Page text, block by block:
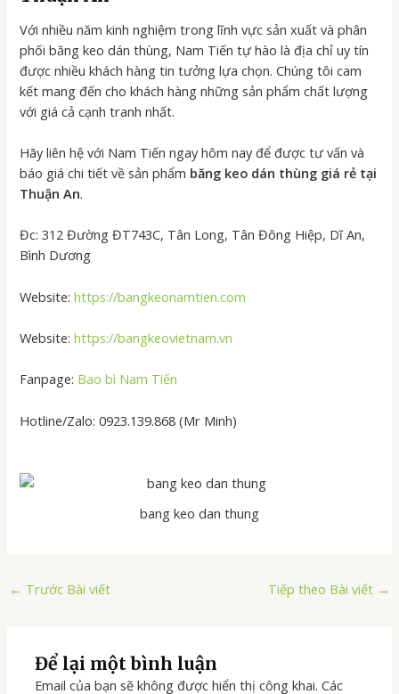
Với nhiều năm kinh nghiệm trong lĩnh vực sản xuất và phân
phối băng keo dán thùng, Nam Tiến tự hào là địa chỉ uy tín
được nhiều khách hàng tin tưởng lựa chọn. Chúng tôi cam
kết mang đến cho khách hàng những sản phẩm chất lượng
với giá cả cạnh tranh nhất.
Hãy liên hệ với Nam Tiến ngay hôm nay để được tư vấn và
báo giá chi tiết về sản phẩm băng keo dán thùng giá rẻ tại
Thuận An.
Đc: 312 Đường ĐT743C, Tân Long, Tân Đông Hiệp, Dĩ An,
Bình Dương
Website:https://bangkeonamtien.com
Website:https://bangkeovietnam.vn
Fanpage: Bao bì Nam Tiến
Hotline/Zalo: 0923.139.868 (Mr Minh)
bang keo dan thung
← Trước Bài viết Tiếp theo Bài viết →
Để lại một bình luận
Email của bạn sẽ không được hiển thị công khai. Các